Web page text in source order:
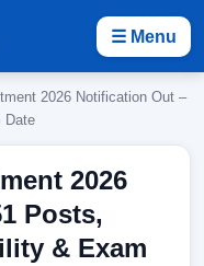
☰ Menu
2026 Notification Out –
Date
2026
Posts,
& Exam